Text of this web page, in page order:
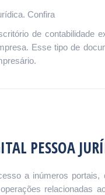
Confira
de contabilidade
Esse tipo de
PESSOA
a inúmeros portais,
relacionadas